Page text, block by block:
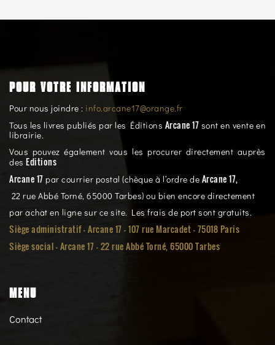
POUR VOTRE INFORMATION
Pour nous joindre : info.arcane17@orange.fr
Tous les livres publiés par les Éditions Arcane 17 sont en vente en
librairie.
Vous pouvez également vous les procurer directement auprès
des Editions
Arcane 17 par courrier postal (chèque à l’ordre de Arcane 17,
22 rue Abbé Torné, 65000 Tarbes) ou bien encore directement
par achat en ligne sur ce site. Les frais de port sont gratuits.
Siège administratif - Arcane 17 - 107 rue Marcadet - 75018 Paris
Siège social -Arcane 17 - 22 rue Abbé Torné, 65000 Tarbes
MENU
Contact